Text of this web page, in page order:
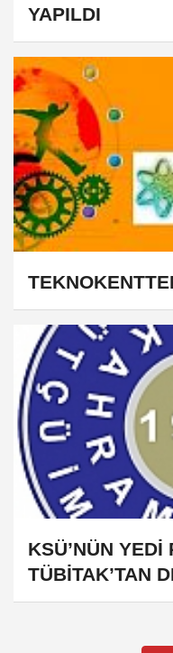
YAPILDI
KSÜ’NÜN YEDİ
TÜBİTAK’TAN